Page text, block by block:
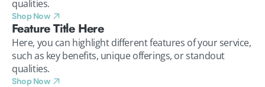
qualities.
Shop Now
Feature Title Here
Here, you can highlight different features of your service,
such as key benefits, unique offerings, or standout
qualities.
Shop Now